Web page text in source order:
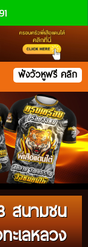
ฟังวัวหูฟรี คลิก
สนามชน
ะเลหลวง